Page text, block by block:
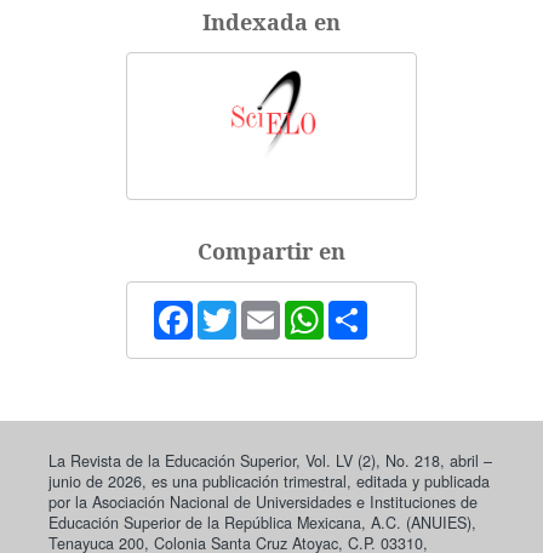
Indexada en
Compartir en
Facebook
TwitterEmail WhatsApp
La Revista de la Educación Superior, Vol. LV (2), No. 218, abril –
junio de 2026, es una publicación trimestral, editada y publicada
por la Asociación Nacional de Universidades e Instituciones de
Educación Superior de la República Mexicana, A.C. (ANUIES),
Tenayuca 200, Colonia Santa Cruz Atoyac, C.P. 03310,